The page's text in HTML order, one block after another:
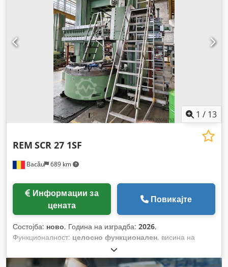
1 / 13
Bacău 689 km
REM SCR 27 1SF
цената
Повикајте
Состојба: ново, Година на изградба: 2026,
Функционалност: целосно функционален, висина на
, максимална тежина на работното
парче:12.000 кг, дијаметар на стругање над попречниот